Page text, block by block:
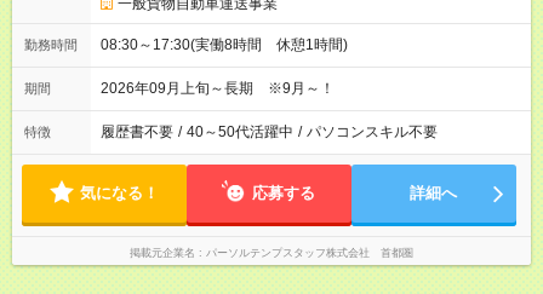
一般貨物自動車運送事業
勤務時間 08:30～17:30(実働8時間 休憩1時間)
期間 2026年09月上旬～長期 ※9月～！
特徴 履歴書不要 / 40～50代活躍中 / パソコンスキル不要
気になる！ 応募する 詳細へ
掲載元企業名 パーソルテンプスタッフ株式会社 首都圏